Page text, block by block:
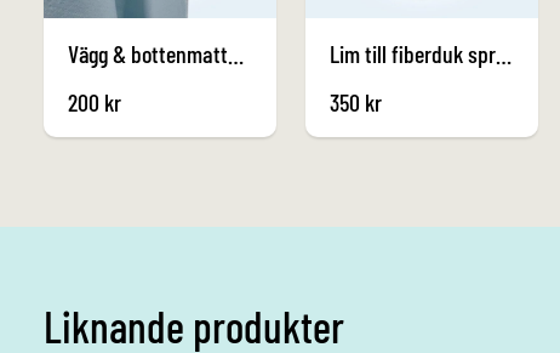
Vägg & bottenmatta 550g - Fiberduk 1,5m
200 kr
Lim till fiberduk spray 0,5kg
350 kr
Liknande produkter